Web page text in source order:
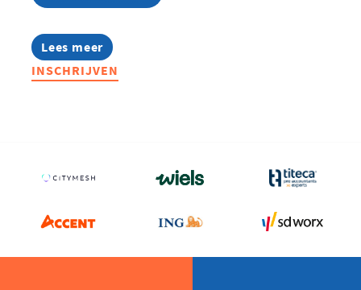
Lees meer
about
Food
&
INSCHRIJVEN